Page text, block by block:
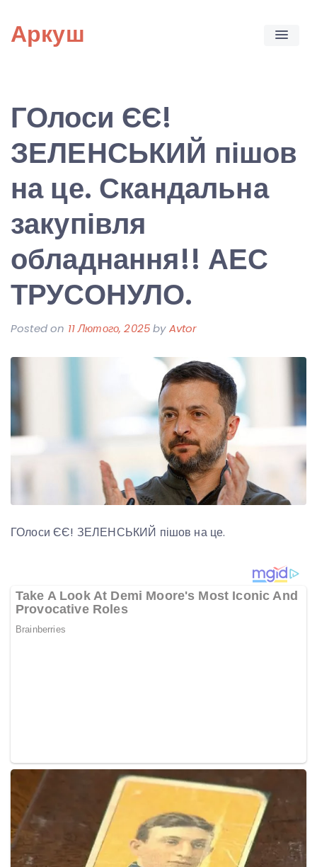
content
Аркуш
ГОлоси ЄЄ!
ЗЕЛЕНСЬКИЙ пішов
на це. Скандальна
закупівля
обладнання!! АЕС
ТРУСОНУЛО.
Posted on 11 Лютого, 2025byAvtor
ГОлоси ЄЄ! ЗЕЛЕНСЬКИЙ пішов на це.